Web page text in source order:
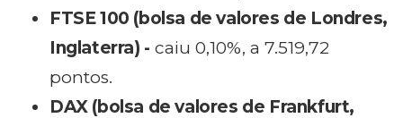
FTSE 100 (bolsa de valores de Londres,
Inglaterra) - caiu 0,10%, a 7.519,72
pontos.
DAX (bolsa de valores de Frankfurt,